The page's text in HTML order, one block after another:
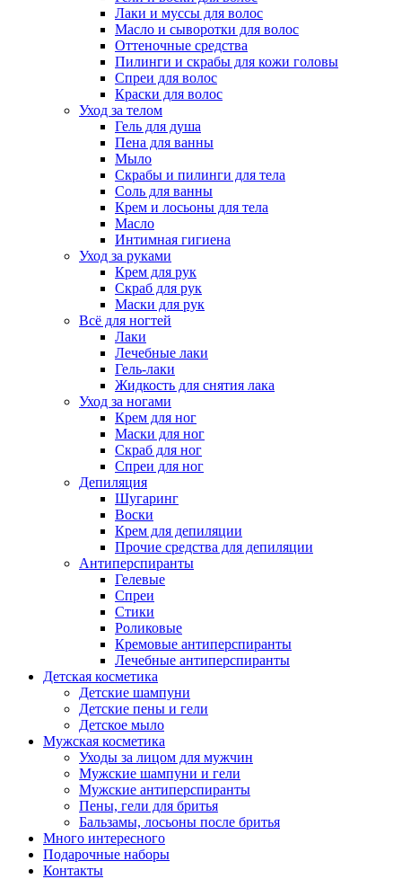
Лаки и муссы для волос
Масло и сыворотки для волос
Оттеночные средства
Пилинги и скрабы для кожи головы
Спреи для волос
Краски для волос
Уход за телом
Гель для душа
Пена для ванны
Мыло
Скрабы и пилинги для тела
Соль для ванны
Крем и лосьоны для тела
Масло
Интимная гигиена
Уход за руками
Крем для рук
Скраб для рук
Маски для рук
Всё для ногтей
Лаки
Лечебные лаки
Гель-лаки
Жидкость для снятия лака
Уход за ногами
Крем для ног
Маски для ног
Скраб для ног
Спреи для ног
Депиляция
Шугаринг
Воски
Крем для депиляции
Прочие средства для депиляции
Антиперспиранты
Гелевые
Спреи
Стики
Роликовые
Кремовые антиперспиранты
Лечебные антиперспиранты
Детская косметика
Детские шампуни
Детские пены и гели
Детское мыло
Мужская косметика
Уходы за лицом для мужчин
Мужские шампуни и гели
Мужские антиперспиранты
Пены, гели для бритья
Бальзамы, лосьоны после бритья
Много интересного
Подарочные наборы
Контакты